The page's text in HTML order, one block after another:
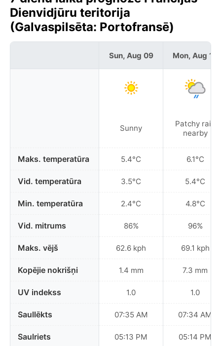
Dienvidjūru teritorija
(Galvaspilsēta: Portofransē)
Maks. temperatūra
Vid. temperatūra
Min. temperatūra
Vid. mitrums
Maks. vējš
Kopējie nokrišņi
UV indekss
Saullēkts
Saulriets
Sun, Aug 09
Sunny
5.4°C
3.5°C
2.4°C
86%
62.6 kph
1.4 mm
1.0
07:35 AM
05:13 PM
Mon, Aug 10
Patchy rain
nearby
6.1°C
5.4°C
4.8°C
96%
69.1 kph
7.3 mm
1.0
07:34 AM
05:14 PM